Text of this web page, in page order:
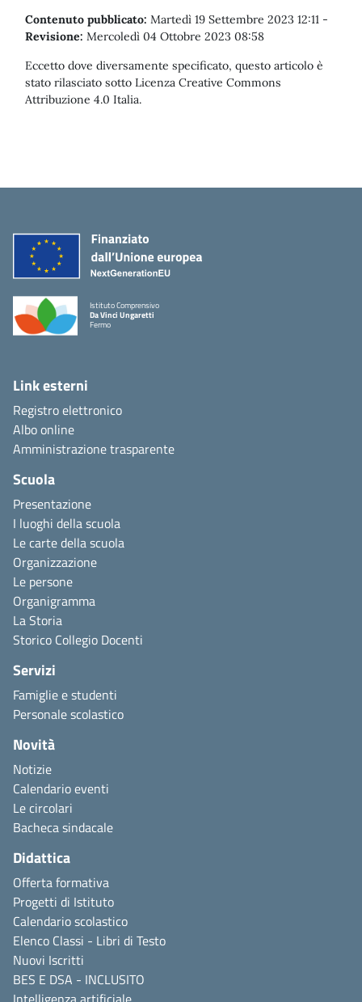
Contenuto pubblicato: Martedì 19 Settembre 2023 12:11 -
Revisione: Mercoledì 04 Ottobre 2023 08:58
Eccetto dove diversamente specificato, questo articolo è
stato rilasciato sotto Licenza Creative Commons
Attribuzione 4.0 Italia.
Istituto Comprensivo
Da Vinci Ungaretti
Fermo
Link esterni
Registro elettronico
Albo online
Amministrazione trasparente
Scuola
Presentazione
I luoghi della scuola
Le carte della scuola
Organizzazione
Le persone
Organigramma
La Storia
Storico Collegio Docenti
Servizi
Famiglie e studenti
Personale scolastico
Novità
Notizie
Calendario eventi
Le circolari
Bacheca sindacale
Didattica
Offerta formativa
Progetti di Istituto
Calendario scolastico
Elenco Classi - Libri di Testo
Nuovi Iscritti
BES E DSA - INCLUSITO